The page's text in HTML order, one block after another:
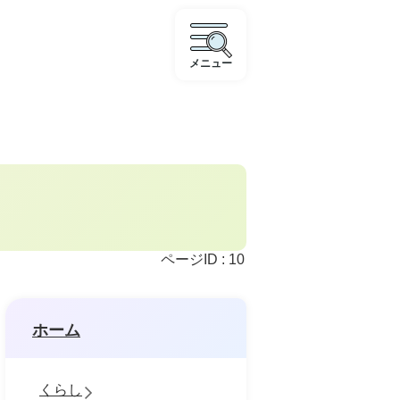
メニュー
ページID : 10
ホーム
くらし